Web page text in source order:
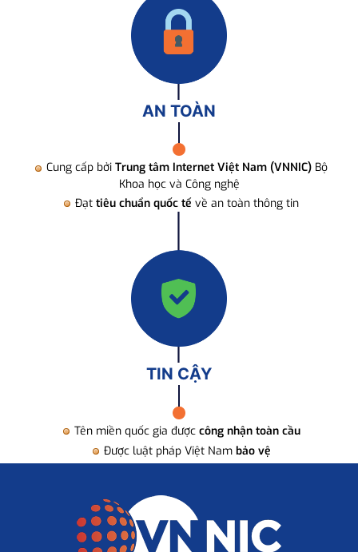
AN TOÀN
Cung cấp bởi Trung tâm Internet Việt Nam (VNNIC) Bộ
Khoa học và Công nghệ
Đạt tiêu chuẩn quốc tế về an toàn thông tin
TIN CẬY
Tên miền quốc gia được công nhận toàn cầu
Được luật pháp Việt Nam bảo vệ